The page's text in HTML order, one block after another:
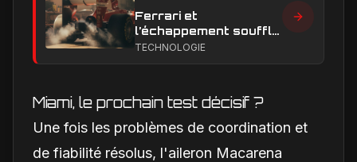
Ferrari et
l’échappement soufflé
en Formule 1 : le
TECHNOLOGIE
Miami, le prochain test décisif ?
Une fois les problèmes de coordination et
de fiabilité résolus, l'aileron Macarena